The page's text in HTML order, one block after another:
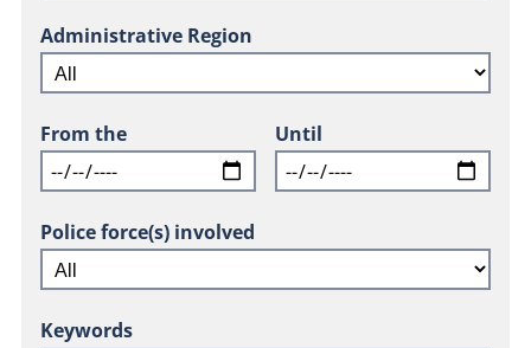
Administrative Region
From the Until
Police force(s) involved
Keywords